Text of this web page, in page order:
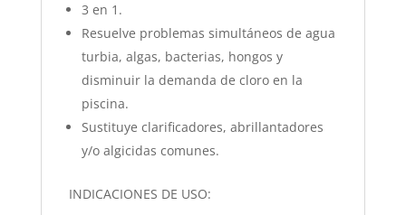
3 en 1.
Resuelve problemas simultáneos de agua
turbia, algas, bacterias, hongos y
disminuir la demanda de cloro en la
piscina.
Sustituye clarificadores, abrillantadores
y/o algicidas comunes.
INDICACIONES DE USO: